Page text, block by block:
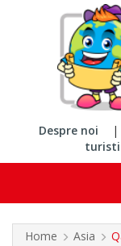
Despre noi |
turisti
Home Asia